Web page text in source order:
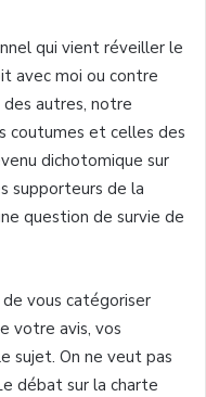
qui vient réveiller le
avec moi ou contre
autres, notre
coutumes et celles des
dichotomique sur
supporteurs de la
question de survie de
de vous catégoriser
votre avis, vos
sujet. On ne veut pas
débat sur la charte